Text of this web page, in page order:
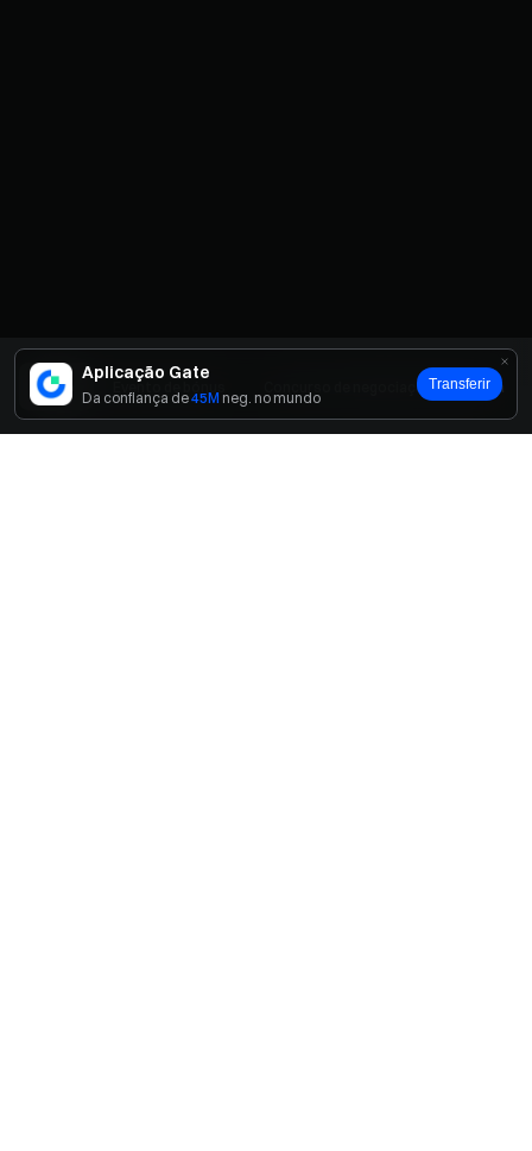
Aplicação Gate
Da confiança de45M neg. no mundo
Transferir
Início Evento de bónus Concurso de negociação em equipa